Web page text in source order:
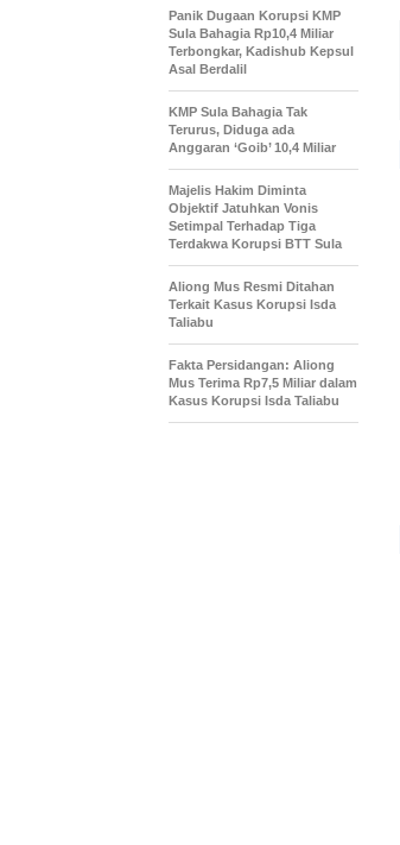
Panik Dugaan Korupsi KMP
Sula Bahagia Rp10,4 Miliar
Terbongkar, Kadishub Kepsul
Asal Berdalil
KMP Sula Bahagia Tak
Terurus, Diduga ada
Anggaran ‘Goib’ 10,4 Miliar
Majelis Hakim Diminta
Objektif Jatuhkan Vonis
Setimpal Terhadap Tiga
Terdakwa Korupsi BTT Sula
Aliong Mus Resmi Ditahan
Terkait Kasus Korupsi Isda
Taliabu
Fakta Persidangan: Aliong
Mus Terima Rp7,5 Miliar dalam
Kasus Korupsi Isda Taliabu